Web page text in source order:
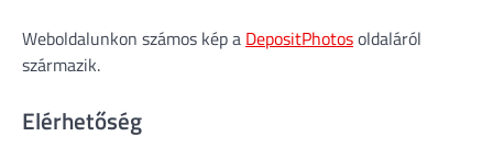
Weboldalunkon számos kép a DepositPhotosoldaláról
származik.
Elérhetőség